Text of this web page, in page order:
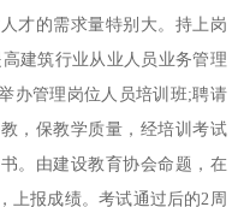
才的需求量特别大。持上岗
建筑行业从业人员业务管理
办管理岗位人员培训班;聘请
，保教学质量，经培训考试
。由建设教育协会命题，在
上报成绩。考试通过后的2周